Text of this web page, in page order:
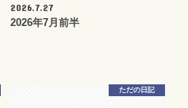
2026.7.27
2026年7月前半
ただの日記